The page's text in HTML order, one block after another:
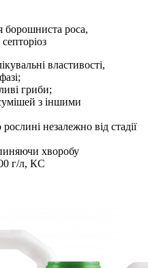
борошниста роса,
властивості,
гриби;
з іншими
незалежно від стадії
хворобу
г/л, КС